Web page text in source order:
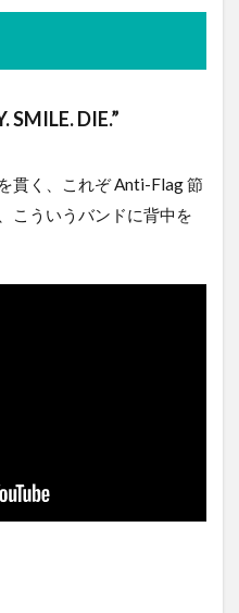
SMILE. DIE.”
貫く、これぞ Anti-Flag 節
こういうバンドに背中を